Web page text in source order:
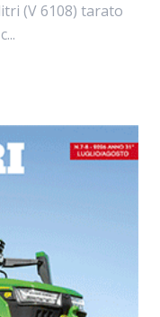
(V 6108) tarato